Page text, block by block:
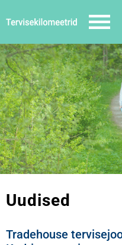
Uudised
Tradehouse